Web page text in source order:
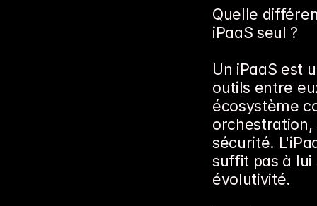
Quelle
iPaaS seul ?
Un iPaaS est
outils entre
écosystème
sécurité.
suffit pas à
évolutivité.